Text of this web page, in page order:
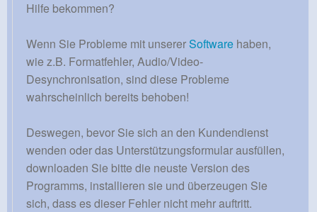
Hilfe bekommen?
Wenn Sie Probleme mit unsererSoftware haben,
wie z.B. Formatfehler, Audio/Video-
Desynchronisation, sind diese Probleme
wahrscheinlich bereits behoben!
Deswegen, bevor Sie sich an den Kundendienst
wenden oder das Unterstützungsformular ausfüllen,
downloaden Sie bitte die neuste Version des
Programms, installieren sie und überzeugen Sie
sich, dass es dieser Fehler nicht mehr auftritt.